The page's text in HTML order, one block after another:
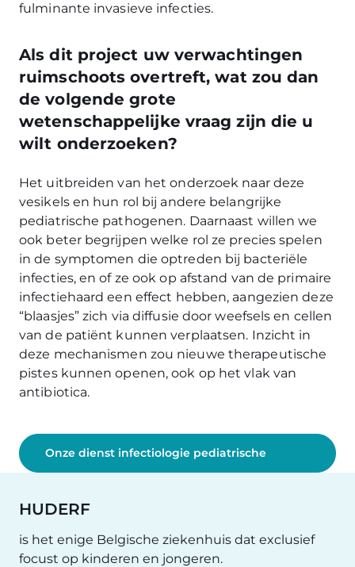
fulminante invasieve infecties.
Als dit project uw verwachtingen
ruimschoots overtreft, wat zou dan
de volgende grote
wetenschappelijke vraag zijn die u
wilt onderzoeken?
Het uitbreiden van het onderzoek naar deze
vesikels en hun rol bij andere belangrijke
pediatrische pathogenen. Daarnaast willen we
ook beter begrijpen welke rol ze precies spelen
in de symptomen die optreden bij bacteriële
infecties, en of ze ook op afstand van de primaire
infectiehaard een effect hebben, aangezien deze
“blaasjes” zich via diffusie door weefsels en cellen
van de patiënt kunnen verplaatsen. Inzicht in
deze mechanismen zou nieuwe therapeutische
pistes kunnen openen, ook op het vlak van
antibiotica.
Onze dienst infectiologie pediatrische
HUDERF
is het enige Belgische ziekenhuis dat exclusief
focust op kinderen en jongeren.